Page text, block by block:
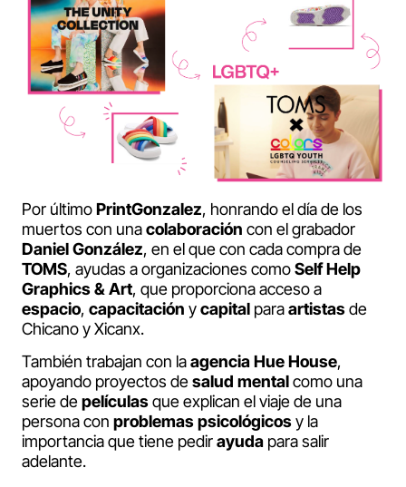
Por últimoPrintGonzalez, honrando el día de los
muertos con unacolaboración con el grabador
DanielGonzález, en el que con cada compra de
TOMS, ayudas a organizaciones comoSelfHelp
Graphics& Art, que proporciona acceso a
espacio, capacitación ycapital paraartistasde
Chicano y Xicanx.
También trabajan con laagencia Hue House,
apoyando proyectos desalud mentalcomo una
serie depelículasque explican el viaje de una
persona con problemaspsicológicosy la
importancia que tiene pedirayuda para salir
adelante.